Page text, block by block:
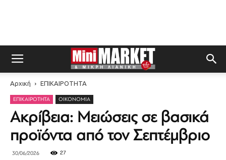
Αρχική ΕΠΙΚΑΙΡΟΤΗΤΑ
ΕΠΙΚΑΙΡΟΤΗΤΑ ΟΙΚΟΝΟΜΊΑ
Ακρίβεια: Μειώσεις σε βασικά
προϊόντα από τον Σεπτέμβριο
30/06/2026 27